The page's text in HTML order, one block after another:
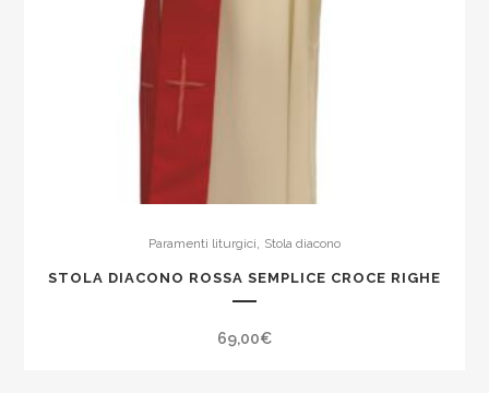
Paramenti liturgici Stola diacono
STOLA DIACONO ROSSA SEMPLICE CROCE RIGHE
69,00€